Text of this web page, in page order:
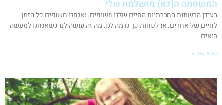
המשפחה ה(לא) מושלמת שלי
בעידן הרשתות החברתיות החיים שלנו חשופים, ואנחנו חשופים כל הזמן
לחיים של אחרים. או לפחות כך נדמה לנו. מה זה עושה לנו כשאנחנו למעשה
רואים
קרא עוד »